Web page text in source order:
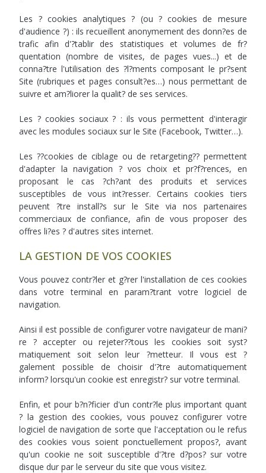
Les ? cookies analytiques ? (ou ? cookies de mesure
d'audience ?) : ils recueillent anonymement des donn?es de
trafic afin d'?tablir des statistiques et volumes de fr?
quentation (nombre de visites, de pages vues...) et de
conna?tre l'utilisation des ?l?ments composant le pr?sent
Site (rubriques et pages consult?es…) nous permettant de
suivre et am?liorer la qualit? de ses services.
Les ? cookies sociaux ? : ils vous permettent d'interagir
avec les modules sociaux sur le Site (Facebook, Twitter…).
Les ??cookies de ciblage ou de retargeting?? permettent
d'adapter la navigation ? vos choix et pr?f?rences, en
proposant le cas ?ch?ant des produits et services
susceptibles de vous int?resser. Certains cookies tiers
peuvent ?tre install?s sur le Site via nos partenaires
commerciaux de confiance, afin de vous proposer des
offres li?es ? d'autres sites internet.
LA GESTION DE VOS COOKIES
Vous pouvez contr?ler et g?rer l'installation de ces cookies
dans votre terminal en param?trant votre logiciel de
navigation.
Ainsi il est possible de configurer votre navigateur de mani?
re ? accepter ou rejeter??tous les cookies soit syst?
matiquement soit selon leur ?metteur. Il vous est ?
galement possible de choisir d'?tre automatiquement
inform? lorsqu'un cookie est enregistr? sur votre terminal.
Enfin, et pour b?n?ficier d'un contr?le plus important quant
? la gestion des cookies, vous pouvez configurer votre
logiciel de navigation de sorte que l'acceptation ou le refus
des cookies vous soient ponctuellement propos?, avant
qu'un cookie ne soit susceptible d'?tre d?pos? sur votre
disque dur par le serveur du site que vous visitez.